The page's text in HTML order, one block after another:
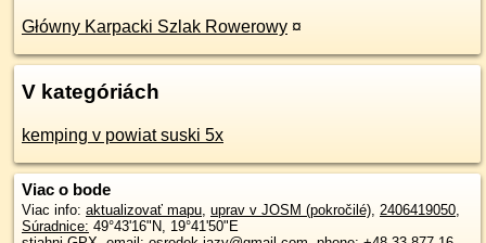
Główny Karpacki Szlak Rowerowy ¤
V kategóriách
kemping v powiat suski 5x
Viac o bode
Viac info: aktualizovať mapu, uprav v JOSM (pokročilé), 2406419050,
Súradnice: 49°43'16"N, 19°41'50"E